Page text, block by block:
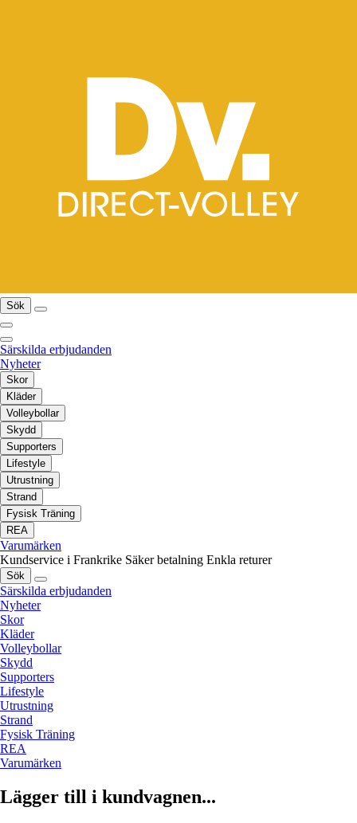
Sök
Särskilda erbjudanden
Nyheter
Skor
Kläder
Volleybollar
Skydd
Supporters
Lifestyle
Utrustning
Strand
Fysisk Träning
REA
Varumärken
Kundservice i Frankrike Säker betalning Enkla returer
Sök
Särskilda erbjudanden
Nyheter
Skor
Kläder
Volleybollar
Skydd
Supporters
Lifestyle
Utrustning
Strand
Fysisk Träning
REA
Varumärken
Lägger till i kundvagnen...